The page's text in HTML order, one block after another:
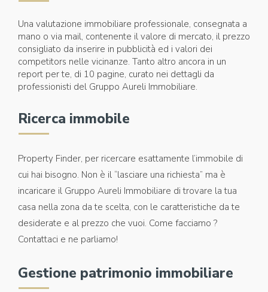
Una valutazione immobiliare professionale, consegnata a
mano o via mail, contenente il valore di mercato, il prezzo
consigliato da inserire in pubblicità ed i valori dei
competitors nelle vicinanze. Tanto altro ancora in un
report per te, di 10 pagine, curato nei dettagli da
professionisti del Gruppo Aureli Immobiliare.
Ricerca immobile
Property Finder, per ricercare esattamente l’immobile di
cui hai bisogno. Non è il “lasciare una richiesta” ma è
incaricare il Gruppo Aureli Immobiliare di trovare la tua
casa nella zona da te scelta, con le caratteristiche da te
desiderate e al prezzo che vuoi. Come facciamo ?
Contattaci e ne parliamo!
Gestione patrimonio immobiliare